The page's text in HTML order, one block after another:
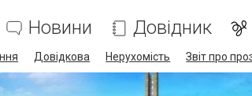
Новини Довідник
Довідкова Нерухомість Звіт про